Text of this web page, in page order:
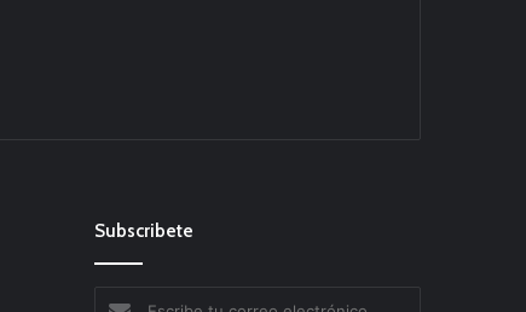
Subscribete